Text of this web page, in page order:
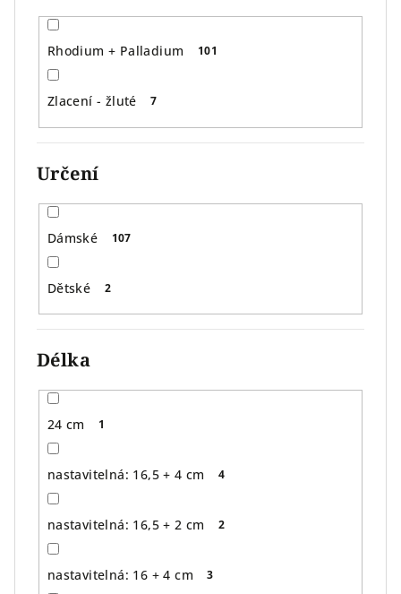
Rhodium + Palladium 101
Zlacení - žluté 7
Určení
Dámské 107
Dětské 2
Délka
24 cm 1
nastavitelná: 16,5 + 4 cm 4
nastavitelná: 16,5 + 2 cm 2
nastavitelná: 16 + 4 cm 3